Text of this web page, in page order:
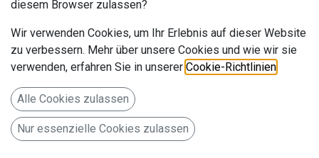
Artikelnummer: D8-TT PR 160 GB
9-Zoll Android Navigationssystem D8-TT Premium für Audi
TT (8J) 2006-2014
699,00€ Alle Preise inkl. MwSt.
diesem Browser zulassen?
Wir verwenden Cookies, um Ihr Erlebnis auf dieser Website
zu verbessern. Mehr über unsere Cookies und wie wir sie
verwenden, erfahren Sie in unserer Cookie-Richtlinien
Alle Cookies zulassen
Nur essenzielle Cookies zulassen